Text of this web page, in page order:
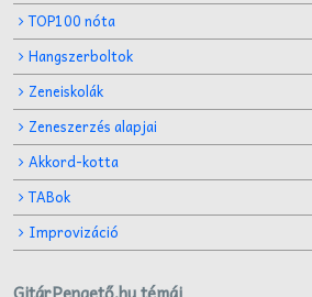
TOP100 nóta
Hangszerboltok
Zeneiskolák
Zeneszerzés alapjai
Akkord-kotta
TABok
Improvizáció